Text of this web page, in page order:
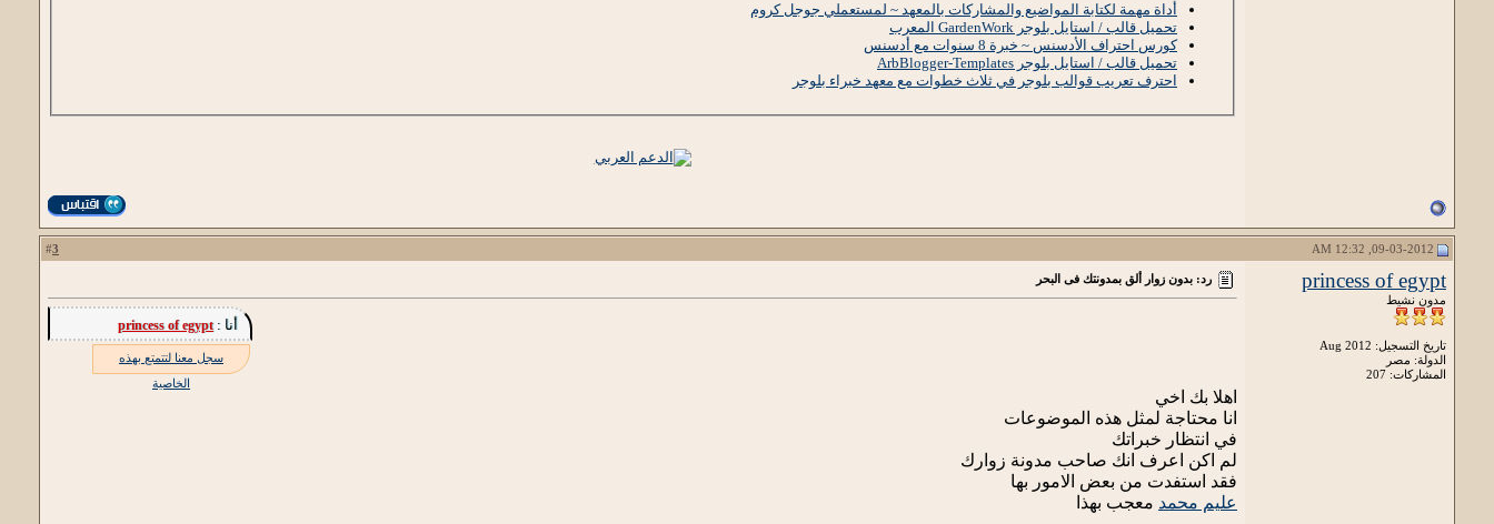
أداة مهمة لكتابة المواضيع والمشاركات بالمعهد ~ لمستعملي جوجل كروم
تحميل قالب / استايل بلوجر GardenWork المعرب
كورس احتراف الأدسنس ~ خبرة 8 سنوات مع أدسنس
تحميل قالب / استايل بلوجر ArbBlogger-Templates
احترف تعريب قوالب بلوجر في ثلاث خطوات مع معهد خبراء بلوجر
3
princess of egypt
مدون نشيط
تاريخ التسجيل: Aug 2012
الدولة: مصر
المشاركات: 207
رد: بدون زوار ألق بمدونتك فى البحر
أنا :princess of egypt
سجل معنا لتتمتع بهذه
الخاصية
اهلا بك اخي
انا محتاجة لمثل هذه الموضوعات
في انتظار خبراتك
لم اكن اعرف انك صاحب مدونة زوارك
فقد استفدت من بعض الامور بها
عليم محمد معجب بهذا